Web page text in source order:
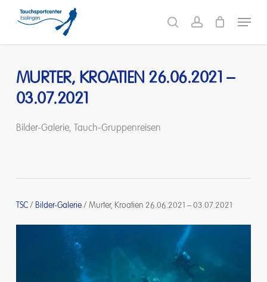
main
searchaccount
Menu
MURTER, KROATIEN 26.06.2021 –
03.07.2021
Bilder-Galerie, Tauch-Gruppenreisen
TSC/ Bilder-Galerie/ Murter, Kroatien 26.06.2021 – 03.07.2021